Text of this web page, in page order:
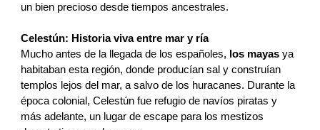
un bien precioso desde tiempos ancestrales.
Celestún: Historia viva entre mar y ría
Mucho antes de la llegada de los españoles, los mayas ya
habitaban esta región, donde producían sal y construían
templos lejos del mar, a salvo de los huracanes. Durante la
época colonial, Celestún fue refugio de navíos piratas y
más adelante, un lugar de escape para los mestizos